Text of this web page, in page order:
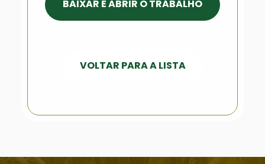
BAIXAR E ABRIR O TRABALHO
VOLTAR PARA A LISTA